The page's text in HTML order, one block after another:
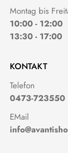
Montag bis
10:00 - 12:00
13:30 - 17:00
KONTAKT
Telefon
0473-723550
EMail